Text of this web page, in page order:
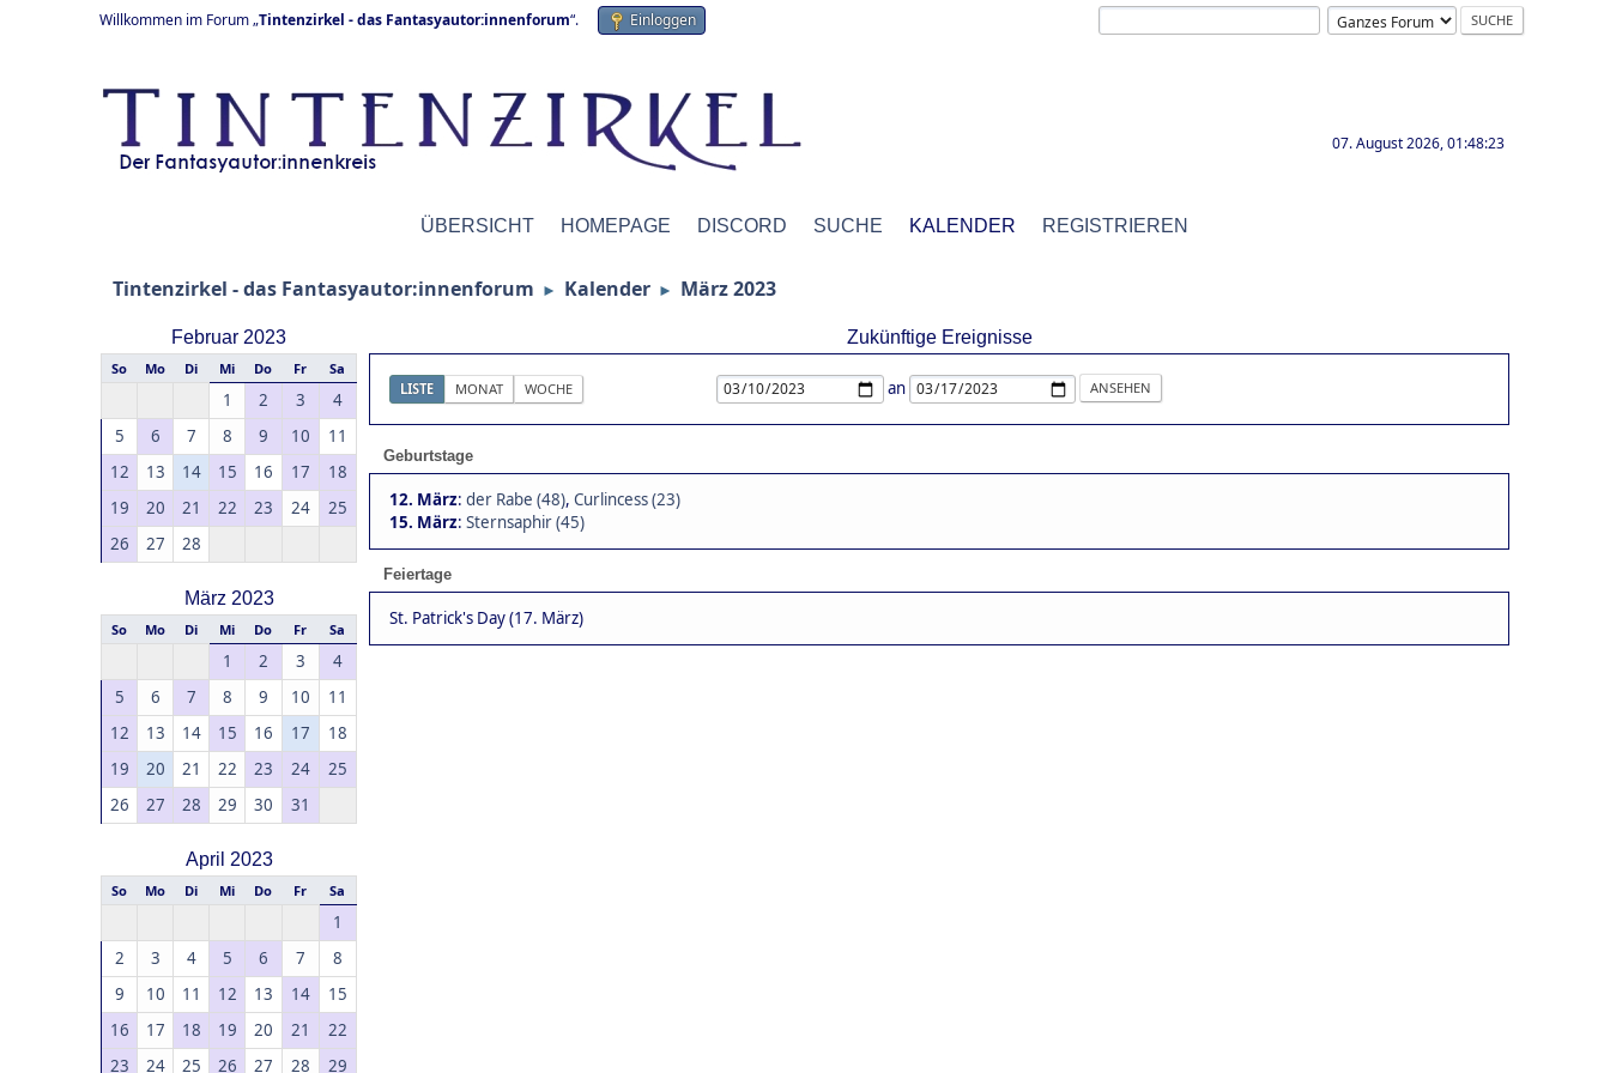
Willkommen im Forum „Tintenzirkel - das Fantasyautor:innenforum“. Einloggen
07. August 2026, 01:48:23
ÜBERSICHT HOMEPAGE DISCORD SUCHE KALENDER REGISTRIEREN
Tintenzirkel - das Fantasyautor:innenforum ► Kalender ► März 2023
Februar 2023
So Mo Di Mi Do Fr Sa
1 2 3
4
5
6 7 8 9 10
11
12
13 14 15 16 17
18
19
20 21 22 23 24
25
26
27 28
März 2023
So Mo Di Mi Do Fr Sa
1 2 3
4
5
6 7 8 9 10
11
12
13 14 15 16 17
18
19
20 21 22 23 24
25
26
27 28 29 30 31
April 2023
So Mo Di Mi Do Fr Sa
1
2
3 4 5 6 7
8
9
10 11 12 13 14
15
16
17 18 19 20 21
22
23
24 25 26 27 28 29
Zukünftige Ereignisse
LISTE MONAT WOCHE an
Geburtstage
12. März: der Rabe (48), Curlincess (23)
15. März: Sternsaphir (45)
Feiertage
St. Patrick's Day (17. März)